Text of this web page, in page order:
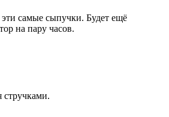
самые сыпучки. Будет ещё
на пару часов.